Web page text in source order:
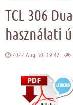
TCL 306
használati
2022 Aug 30, 19:42